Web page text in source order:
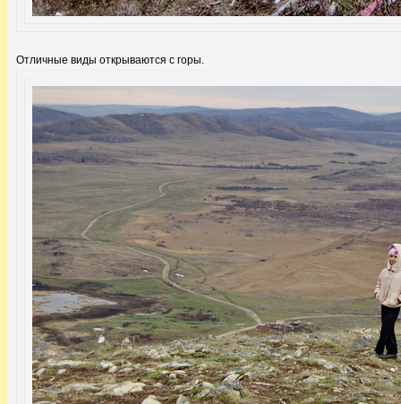
Отличные виды открываются с горы.